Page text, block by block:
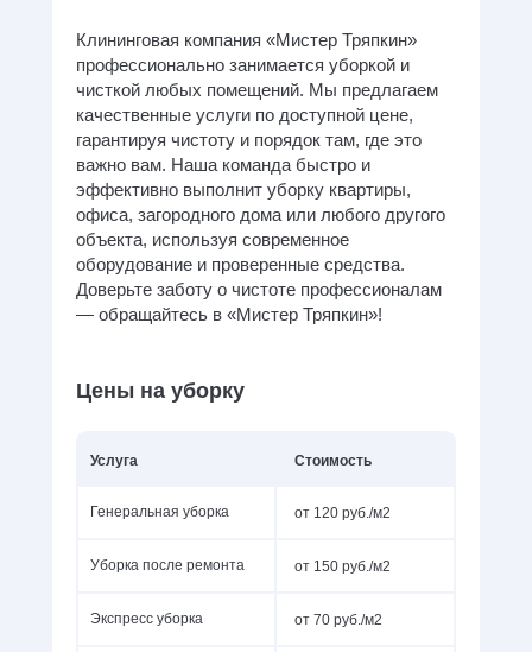
Клининговая компания «Мистер Тряпкин»
профессионально занимается уборкой и
чисткой любых помещений. Мы предлагаем
качественные услуги по доступной цене,
гарантируя чистоту и порядок там, где это
важно вам. Наша команда быстро и
эффективно выполнит уборку квартиры,
офиса, загородного дома или любого другого
объекта, используя современное
оборудование и проверенные средства.
Доверьте заботу о чистоте профессионалам
— обращайтесь в «Мистер Тряпкин»!
Цены на уборку
Услуга Стоимость
Генеральная уборка от 120 руб./м2
Уборка после ремонта от 150 руб./м2
Экспресс уборка от 70 руб./м2